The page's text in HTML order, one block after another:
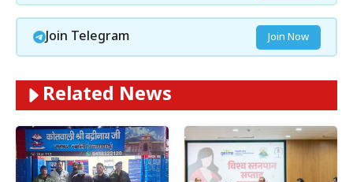
Join Telegram Join Now
Related News